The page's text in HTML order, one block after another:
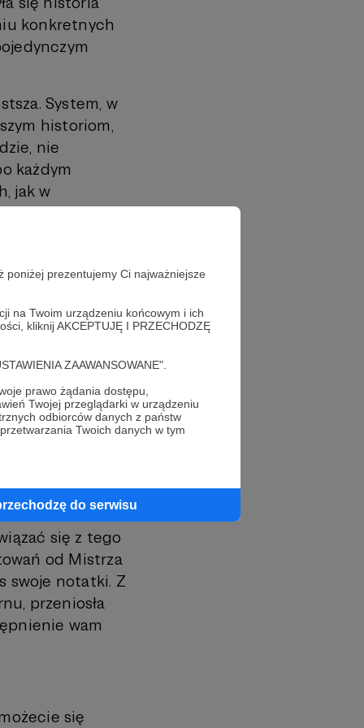
poniżej prezentujemy Ci najważniejsze
na Twoim urządzeniu końcowym i ich
kliknij AKCEPTUJĘ I PRZECHODZĘ
ZAAWANSOWANE".
prawo żądania dostępu,
Twojej przeglądarki w urządzeniu
odbiorców danych z państw
Twoich danych w tym
do serwisu
konkretnych
System, w
historiom,
nie
każdym
jak w
– po
i
odpowiedzi
zechcemy
Co prawda
a niektórzy
się z
notatek z
się z tego
od Mistrza
swoje notatki. Z
przeniosła
wam
się